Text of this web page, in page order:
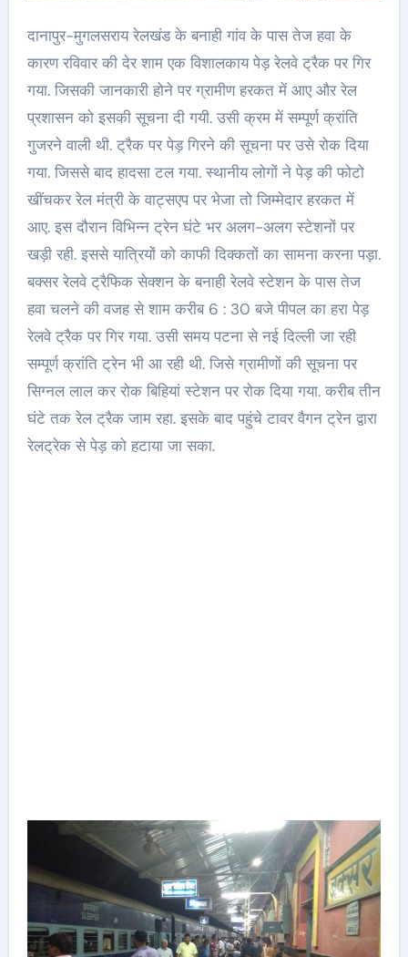
दानापुर-मुगलसराय रेलखंड के बनाही गांव के पास तेज हवा के
कारण रविवार की देर शाम एक विशालकाय पेड़ रेलवे ट्रैक पर गिर
गया. जिसकी जानकारी होने पर ग्रामीण हरकत में आए और रेल
प्रशासन को इसकी सूचना दी गयी. उसी क्रम में सम्पूर्ण क्रांति
गुजरने वाली थी. ट्रैक पर पेड़ गिरने की सूचना पर उसे रोक दिया
गया. जिससे बाद हादसा टल गया. स्थानीय लोगों ने पेड़ की फोटो
खींचकर रेल मंत्री के वाट्सएप पर भेजा तो जिम्मेदार हरकत में
आए. इस दौरान विभिन्न ट्रेन घंटे भर अलग-अलग स्टेशनों पर
खड़ी रही. इससे यात्रियों को काफी दिक्कतों का सामना करना पड़ा.
बक्सर रेलवे ट्रैफिक सेक्शन के बनाही रेलवे स्टेशन के पास तेज
हवा चलने की वजह से शाम करीब 6 : 30 बजे पीपल का हरा पेड़
रेलवे ट्रैक पर गिर गया. उसी समय पटना से नई दिल्ली जा रही
सम्पूर्ण क्रांति ट्रेन भी आ रही थी. जिसे ग्रामीणों की सूचना पर
सिग्नल लाल कर रोक बिहियां स्टेशन पर रोक दिया गया. करीब तीन
घंटे तक रेल ट्रैक जाम रहा. इसके बाद पहुंचे टावर वैगन ट्रेन द्वारा
रेलट्रेक से पेड़ को हटाया जा सका.